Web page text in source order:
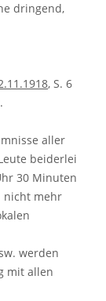
dringend,
, S. 6
aller
beiderlei
30 Minuten
nicht mehr
werden
mit allen